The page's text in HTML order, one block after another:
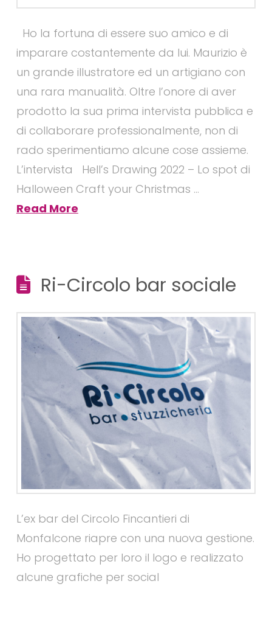
Ho la fortuna di essere suo amico e di
imparare costantemente da lui. Maurizio è
un grande illustratore ed un artigiano con
una rara manualità. Oltre l’onore di aver
prodotto la sua prima intervista pubblica e
di collaborare professionalmente, non di
rado sperimentiamo alcune cose assieme.
L’intervista Hell’s Drawing 2022 – Lo spot di
Halloween Craft your Christmas …
Read More
Ri-Circolo bar sociale
L’ex bar del Circolo Fincantieri di
Monfalcone riapre con una nuova gestione.
Ho progettato per loro il logo e realizzato
alcune grafiche per social